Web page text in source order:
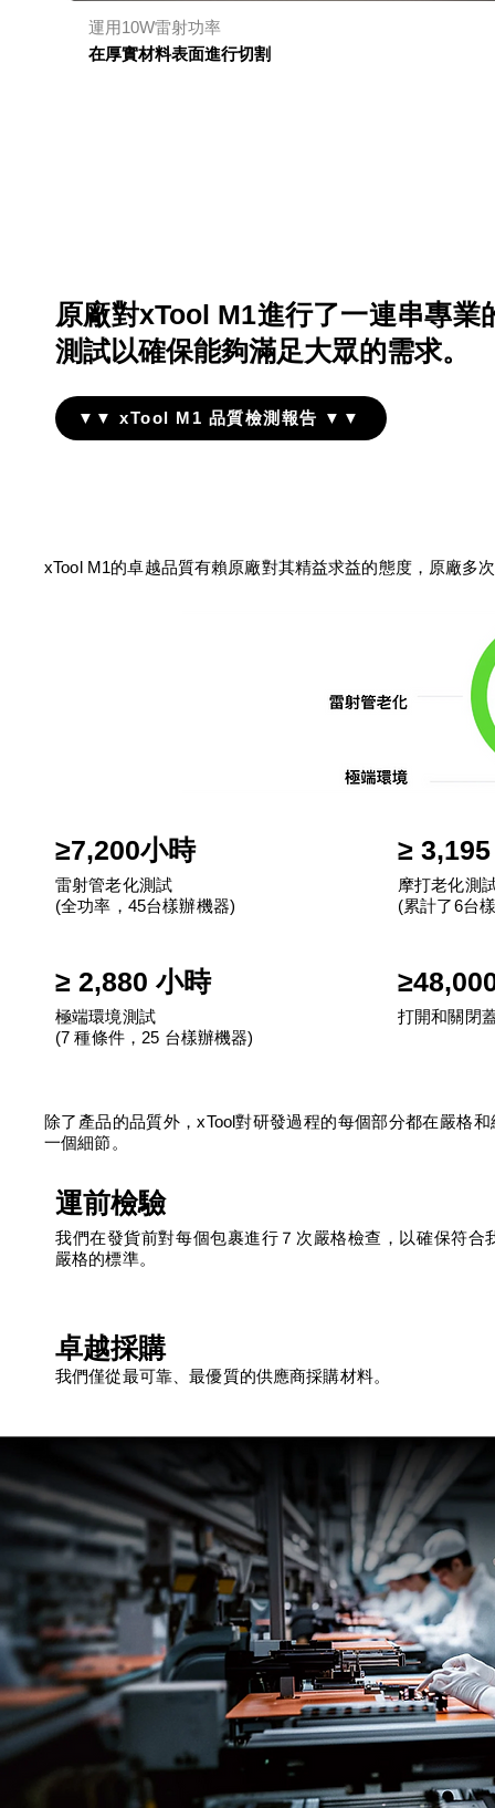
運用10W雷射功率
在厚實材料表面進行切割
原廠對xTool M1進行了一連串專業
測試以確保能夠滿足大眾的需求。
▼▼ xTool M1 品質檢測報告 ▼▼
xTool M1的卓越品質有賴原廠對其精益求益的態度，原廠多
≥7,200小時
雷射管老化測試
(全功率，45台樣辦機器)
≥
摩打老化測
(累計了6台
≥ 2,880 小時
極端環境測試
(7 種條件，25 台樣辦機器)
打開和關閉
除了產品的品質外，xTool對研發過程的每個部分都在嚴格
一個細節。
運前檢驗
我們在發貨前對每個包裹進行７次嚴格檢查，以確保符合
嚴格的標準。
卓越採購
我們僅從最可靠、最優質的供應商採購材料。